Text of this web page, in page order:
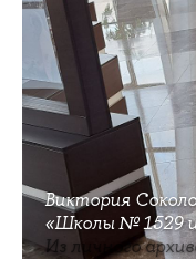
Виктория
«Школы № 1529
Из личного